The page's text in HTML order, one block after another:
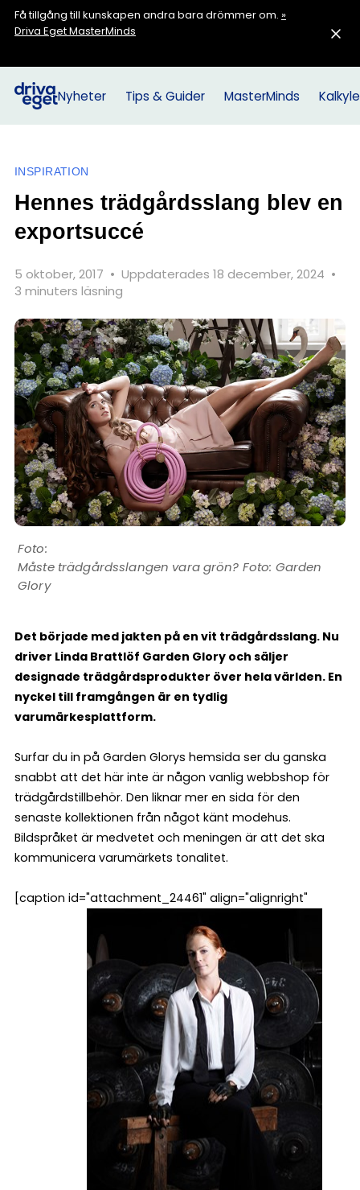
Få tillgång till kunskapen andra bara drömmer om. »
Driva Eget MasterMinds
Nyheter Tips & Guider MasterMinds
INSPIRATION
Hennes trädgårdsslang blev en
exportsuccé
5 oktober, 2017 • Uppdaterades 18 december, 2024 •
3 minuters läsning
Måste trädgårdsslangen vara grön? Foto: Garden
Glory
Det började med jakten på en vit trädgårdsslang. Nu
driver Linda Brattlöf Garden Glory och säljer
designade trädgårdsprodukter över hela världen. En
nyckel till framgången är en tydlig
varumärkesplattform.
Surfar du in på Garden Glorys hemsida ser du ganska
snabbt att det här inte är någon vanlig webbshop för
trädgårdstillbehör. Den liknar mer en sida för den
senaste kollektionen från något känt modehus.
Bildspråket är medvetet och meningen är att det ska
kommunicera varumärkets tonalitet.
[caption id="attachment_24461" align="alignright"